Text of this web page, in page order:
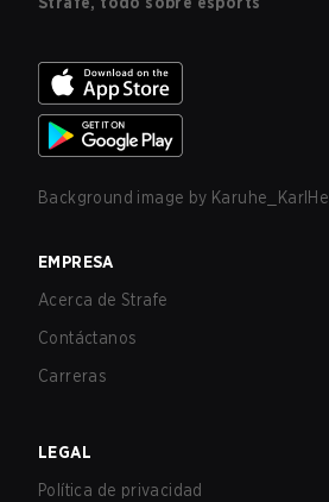
Background image by Karuhe_KarlHe
EMPRESA
Acerca de Strafe
Contáctanos
Carreras
LEGAL
Política de privacidad